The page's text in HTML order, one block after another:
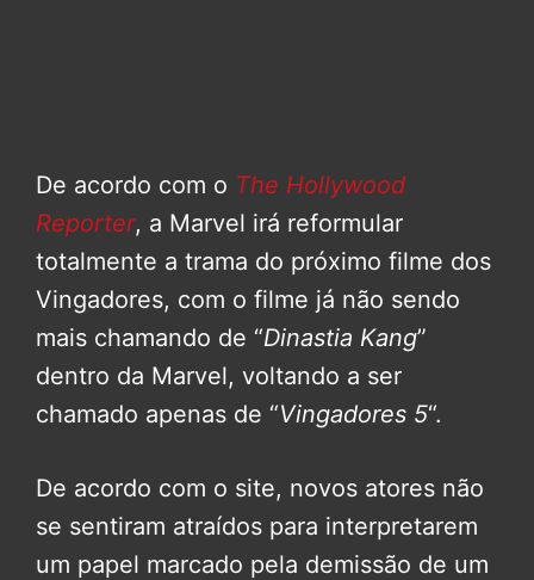
De acordo com o The Hollywood
Reporter, a Marvel irá reformular
totalmente a trama do próximo filme dos
Vingadores, com o filme já não sendo
mais chamando de “Dinastia Kang”
dentro da Marvel, voltando a ser
chamado apenas de “Vingadores 5“.
De acordo com o site, novos atores não
se sentiram atraídos para interpretarem
um papel marcado pela demissão de um